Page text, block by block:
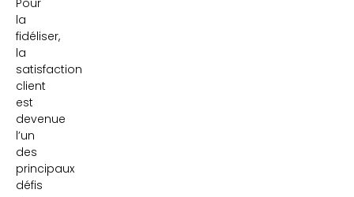
Pour
la
fidéliser,
la
satisfaction
client
est
devenue
l’un
des
principaux
défis